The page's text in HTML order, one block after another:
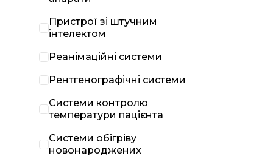
Пристрої зі штучним
інтелектом
Реанімаційні системи
Рентгенографічні системи
Системи контролю
температури пацієнта
Системи обігріву
новонароджених